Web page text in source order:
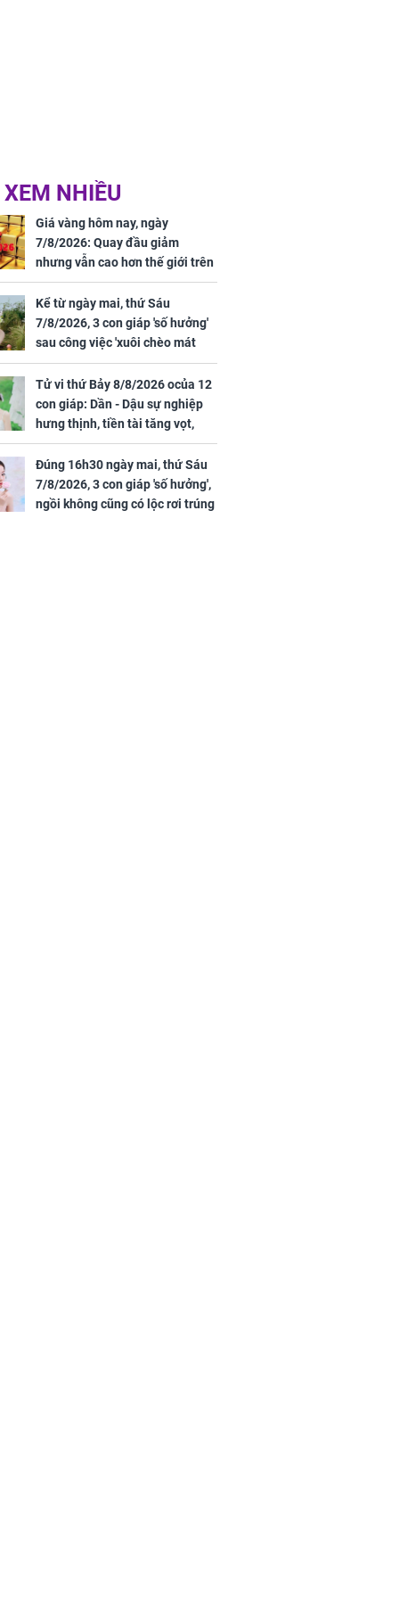
NHIỀU
Giá vàng hôm nay, ngày
7/8/2026: Quay đầu giảm
nhưng vẫn cao hơn thế giới trên
7 triệu đồng
Kể từ ngày mai, thứ Sáu
7/8/2026, 3 con giáp 'số hưởng'
sau công việc 'xuôi chèo mát
mái', tiền tài 'thu về như nước',
tình duyên viên mãn
Tử vi thứ Bảy 8/8/2026 ocủa 12
con giáp: Dần - Dậu sự nghiệp
hưng thịnh, tiền tài tăng vọt,
Mão - Thân công việc bất trắc,
tiền mất tật mang
Đúng 16h30 ngày mai, thứ Sáu
7/8/2026, 3 con giáp 'số hưởng',
ngồi không cũng có lộc rơi trúng